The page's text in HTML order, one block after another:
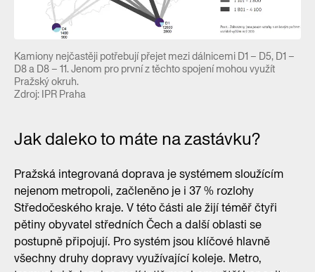
Kamiony nejčastěji potřebují přejet mezi dálnicemi D1 – D5, D1 –
D8 a D8 – 11. Jenom pro první z těchto spojení mohou využít
Pražský okruh.
Zdroj: IPR Praha
Jak daleko to máte na zastávku?
Pražská integrovaná doprava je systémem sloužícím
nejenom metropoli, začleněno je i 37 % rozlohy
Středočeského kraje. V této části ale žijí téměř čtyři
pětiny obyvatel středních Čech a další oblasti se
postupně připojují. Pro systém jsou klíčové hlavně
všechny druhy dopravy využívající koleje. Metro,